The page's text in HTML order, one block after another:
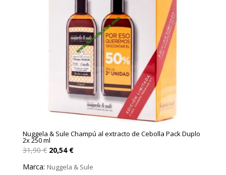
Nuggela & Sule Champú al extracto de Cebolla Pack Duplo
2x 250 ml
31,90€ El
precio
original
era:
20,54 €El
actual
es:
Marca: Nuggela & Sule